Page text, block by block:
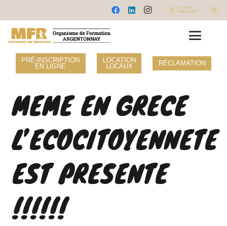
PRÉ-INSCRIPTION
EN LIGNE
LOCATION
LOCAUX
RÉCLAMATION
MEME EN GRECE
L’ECOCITOYENNETE
EST PRESENTE
!!!!!!